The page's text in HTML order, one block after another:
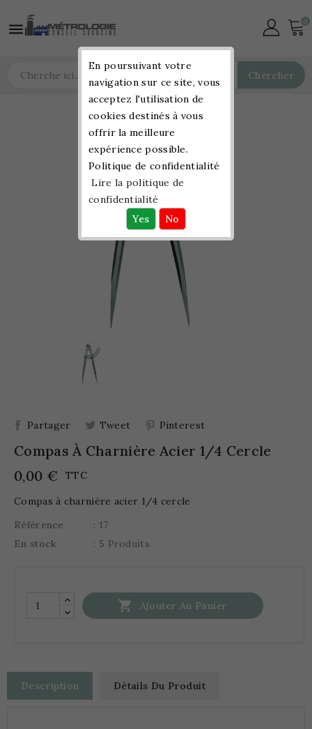
 0
Chercher
Partager Tweet Pinterest
Compas À Charnière Acier 1/4 Cercle
0,00 €
TTC
Compas à charnière acier 1/4 cercle
Référence
: 17
En stock
: 5 Produits
 Ajouter Au Panier
Description Détails Du Produit
En poursuivant votre
navigation sur ce site, vous
acceptez l'utilisation de
cookies destinés à vous
offrir la meilleure
expérience possible.
Politique de confidentialité
Lire la politique de
confidentialité